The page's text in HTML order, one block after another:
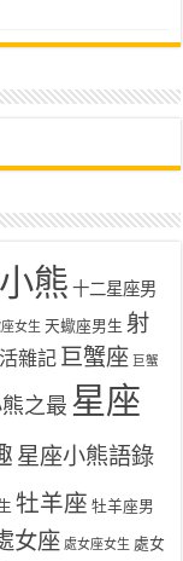
熊 十二星座男
女生 天蠍座男生 射
雜記 巨蟹座 巨蟹
之最 星座
星座小熊語錄
牡羊座 牡羊座男
女座 處女座女生 處女